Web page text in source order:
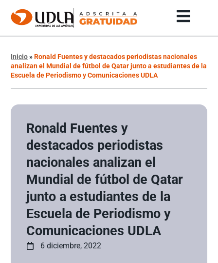
Inicio»Ronald Fuentes y destacados periodistas nacionales
analizan el Mundial de fútbol de Qatar junto a estudiantes de la
Escuela de Periodismo y Comunicaciones UDLA
Ronald Fuentes y
destacados periodistas
nacionales analizan el
Mundial de fútbol de Qatar
junto a estudiantes de la
Escuela de Periodismo y
Comunicaciones UDLA
6 diciembre, 2022